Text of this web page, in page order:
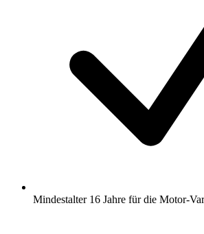
Mindestalter 16 Jahre für die Motor-